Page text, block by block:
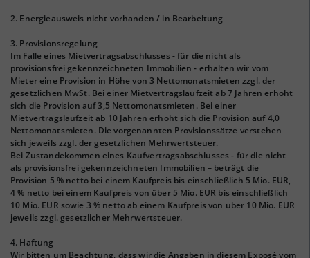
2. Energieausweis nicht vorhanden / in Bearbeitung
3. Provisionsregelung
Im Falle eines Mietvertragsabschlusses - für die nicht als
provisionsfrei gekennzeichneten Immobilien - erhalten wir vom
Mieter eine Provision in Höhe von 3 Nettomonatsmieten zzgl. der
gesetzlichen MwSt. Bei einer Mietvertragslaufzeit ab 7 Jahren erhöht
sich die Provision auf 3,5 Nettomonatsmieten. Bei einer
Mietvertragslaufzeit ab 10 Jahren erhöht sich die Provision auf 4,0
Nettomonatsmieten. Die vorgenannten Provisionssätze verstehen
sich jeweils zzgl. der gesetzlichen Mehrwertsteuer.
Bei Zustandekommen eines Kaufvertragsabschlusses - für die nicht
als provisionsfrei gekennzeichneten Immobilien – beträgt die
Provision 5 % netto bei einem Kaufpreis bis einschließlich 5 Mio. EUR,
4 % netto bei einem Kaufpreis von über 5 Mio. EUR bis einschließlich
10 Mio. EUR sowie 3 % netto ab einem Kaufpreis von über 10 Mio. EUR
jeweils zzgl. gesetzlicher Mehrwertsteuer.
4. Haftung
Wir bitten um Beachtung, dass wir die Angaben in diesem Exposé vom